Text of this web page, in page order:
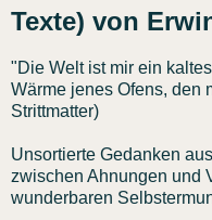
Texte) von
"Die Welt ist mir ein
Wärme jenes Ofens, den
Strittmatter)
Unsortierte Gedanken
zwischen Ahnungen und
wunderbaren